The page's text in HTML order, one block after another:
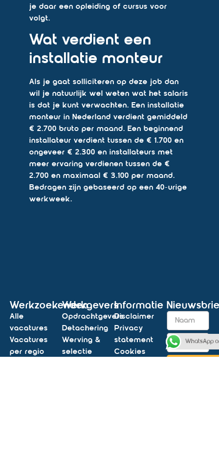
je daar een opleiding of cursus voor
volgt.
Wat verdient een
installatie monteur
Als je gaat solliciteren op deze job dan
wil je natuurlijk wel weten wat het salaris
is dat je kunt verwachten. Een installatie
monteur in Nederland verdient gemiddeld
€ 2.700 bruto per maand. Een beginnend
installateur verdient tussen de € 1.700 en
ongeveer € 2.300 en installateurs met
meer ervaring verdienen tussen de €
2.700 en maximaal € 3.100 per maand.
Bedragen zijn gebaseerd op een 40-urige
werkweek.
Werkzoekenden
Alle
vacatures
Vacatures
per regio
Werkgevers
Opdrachtgevers
Detachering
Werving &
selectie
Informatie
Disclaimer
Privacy
statement
Cookies
WhatsApp